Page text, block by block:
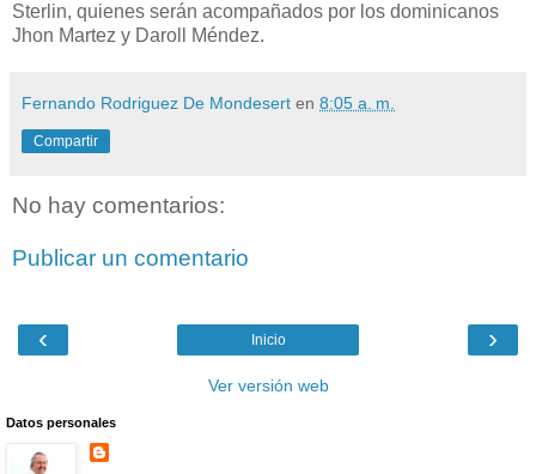
Sterlin, quienes serán acompañados por los dominicanos
Jhon Martez y Daroll Méndez.
Fernando Rodriguez De Mondesert en 8:05 a. m.
Compartir
No hay comentarios:
Publicar un comentario
‹ ›
Inicio
Ver versión web
Datos personales